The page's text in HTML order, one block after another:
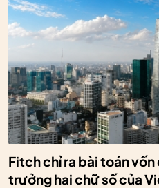
Fitch chỉ ra bài toán
trưởng hai chữ số của